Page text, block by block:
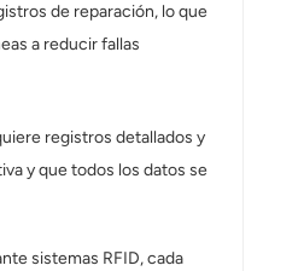
de reparación, lo que
a reducir fallas
registros detallados y
y que todos los datos se
sistemas RFID, cada